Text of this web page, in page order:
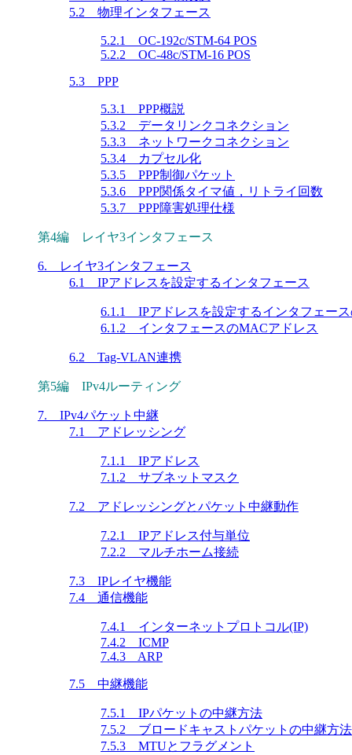
5.2 物理インタフェース
5.2.1 OC-192c/STM-64 POS
5.2.2 OC-48c/STM-16 POS
5.3 PPP
5.3.1 PPP概説
5.3.2 データリンクコネクション
5.3.3 ネットワークコネクション
5.3.4 カプセル化
5.3.5 PPP制御パケット
5.3.6 PPP関係タイマ値，リトライ回数
5.3.7 PPP障害処理仕様
第4編 レイヤ3インタフェース
6. レイヤ3インタフェース
6.1 IPアドレスを設定するインタフェース
6.1.1 IPアドレスを設定するインタフェー
6.1.2 インタフェースのMACアドレス
6.2 Tag-VLAN連携
第5編 IPv4ルーティング
7. IPv4パケット中継
7.1 アドレッシング
7.1.1 IPアドレス
7.1.2 サブネットマスク
7.2 アドレッシングとパケット中継動作
7.2.1 IPアドレス付与単位
7.2.2 マルチホーム接続
7.3 IPレイヤ機能
7.4 通信機能
7.4.1 インターネットプロトコル(IP)
7.4.2 ICMP
7.4.3 ARP
7.5 中継機能
7.5.1 IPパケットの中継方法
7.5.2 ブロードキャストパケットの中継方法
7.5.3 MTUとフラグメント